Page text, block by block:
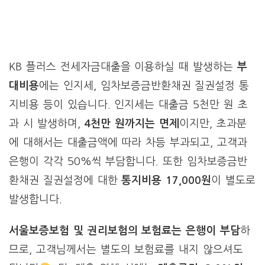
KB 플러스 전세자금대출을 이용하실 때 발생하는 부
대비용에는 인지세, 임차보증금반환채권 질권설정 통
지비용 등이 있습니다. 인지세는 대출금 5천만 원 초
과 시 발생하며, 4천만 원까지는 면제 이지만, 초과분
에 대해서는 대출금액에 따라 차등 부과되고, 고객과
은행이 각각 50%씩 부담합니다. 또한 임차보증금반
환채권 질권설정에 대한통지비용 17,000원 이 별도로
발생합니다.
서울보증보험 및 권리보험의 보험료는 은행이 부담하
므로, 고객님께서는 별도의 보험료를 내지 않으셔도